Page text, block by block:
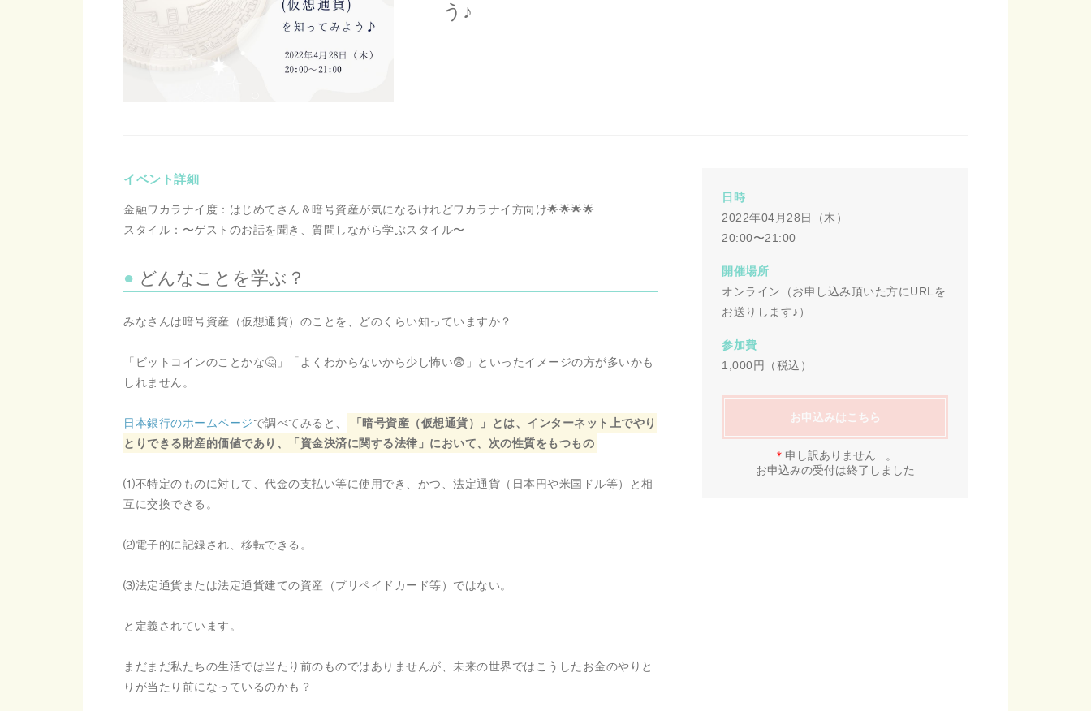
う♪
イベント詳細
金融ワカラナイ度：はじめてさん＆暗号資産が気になるけれどワカラナイ方向け🌟🌟🌟🌟
スタイル：〜ゲストのお話を聞き、質問しながら学ぶスタイル〜
どんなことを学ぶ？
みなさんは暗号資産（仮想通貨）のことを、どのくらい知っていますか？
「ビットコインのことかな🤔」「よくわからないから少し怖い😨」といったイメージの方が多いかも
しれません。
日本銀行のホームページで調べてみると、
「暗号資産（仮想通貨）」とは、インターネット上でやり
とりできる財産的価値であり、「資金決済に関する法律」において、次の性質をもつもの
⑴不特定のものに対して、代金の支払い等に使用でき、かつ、法定通貨（日本円や米国ドル等）と相
互に交換できる。
⑵電子的に記録され、移転できる。
⑶法定通貨または法定通貨建ての資産（プリペイドカード等）ではない。
と定義されています。
まだまだ私たちの生活では当たり前のものではありませんが、未来の世界ではこうしたお金のやりと
りが当たり前になっているのかも？
日時
2022年04月28日（木）
20:00〜21:00
開催場所
オンライン（お申し込み頂いた方にURLを
お送りします♪）
参加費
1,000円（税込）
お申込みはこちら
＊ 申し訳ありません...。
お申込みの受付は終了しました